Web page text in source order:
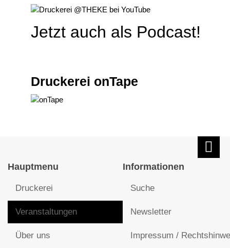
Jetzt auch als Podcast!
Druckerei onTape
Hauptmenu
Druckerei
Veranstaltungen
Über uns
Informationen
Suche
Newsletter
Impressum /